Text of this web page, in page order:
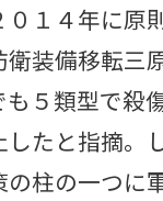
１４年に原
装備移転三
も５類型で殺
したと指摘。
柱の一つに